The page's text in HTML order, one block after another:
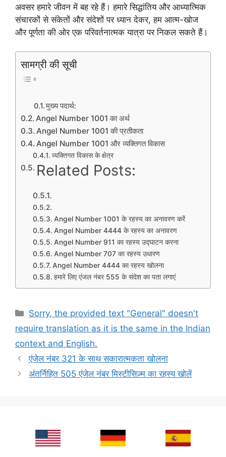
अवसर हमारे जीवन में बह रहे हैं। हमारे सिद्धांतिय और आध्यात्मिक
संचारकों से संकेतों और संदेशों पर ध्यान देकर, हम आत्म-खोज
और पूर्णता की ओर एक परिवर्तनात्मक यात्रा पर निकल सकते हैं।
सामग्री की सूची
मुख्य पदार्थ:
Angel Number 1001 का अर्थ
Angel Number 1001 की प्रतीकता
Angel Number 1001 और व्यक्तिगत विकास
व्यक्तिगत विकास के क्षेत्र
Related Posts:
Angel Number 1001 के रहस्य का अनावरण करें
Angel Number 4444 के रहस्य का अनावरण
Angel Number 911 का रहस्य उद्घाटन करना
Angel Number 707 का रहस्य उधारण
Angel Number 4444 का रहस्य खोलना
हमारे लिए एंजल नंबर 555 के संदेश का पता लगाएं
Categories
Sorry, the provided text "General" doesn't
require translation as it is the same in the Indian
context and English.
एंजेल नंबर 321 के साथ सकारात्मकता खोलना
अंतर्निहित 505 एंजेल नंबर मिस्टीसिज़्म का रहस्य खोलें